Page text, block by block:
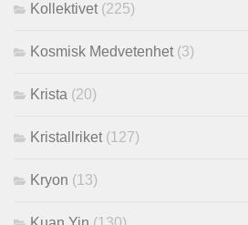
Kollektivet (225)
Kosmisk Medvetenhet (3)
Krista (20)
Kristallriket (127)
Kryon (13)